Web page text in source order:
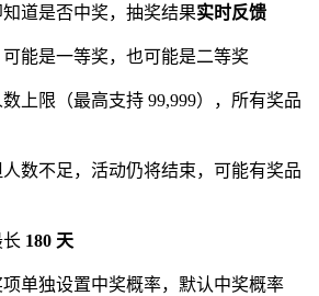
道是否中奖，抽奖结果实时反馈
能是一等奖，也可能是二等奖
上限（最高支持 99,999），所有奖品
数不足，活动仍将结束，可能有奖品
长 180 天
单独设置中奖概率，默认中奖概率